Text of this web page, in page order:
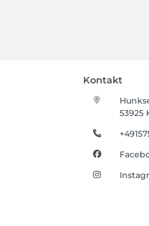
Kontakt
53925